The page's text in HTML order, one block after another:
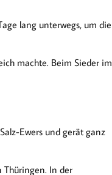
lang unterwegs, um die
machte. Beim Sieder im
Ewers und gerät ganz
Thüringen. In der